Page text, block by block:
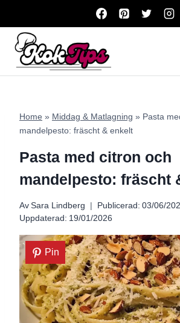
content
Home » Middag & Matlagning » Pasta
mandelpesto: fräscht & enkelt
Pasta med citron och
mandelpesto: fräscht
Av Sara Lindberg Publicerad: 03/06/
Uppdaterad: 19/01/2026
Pin